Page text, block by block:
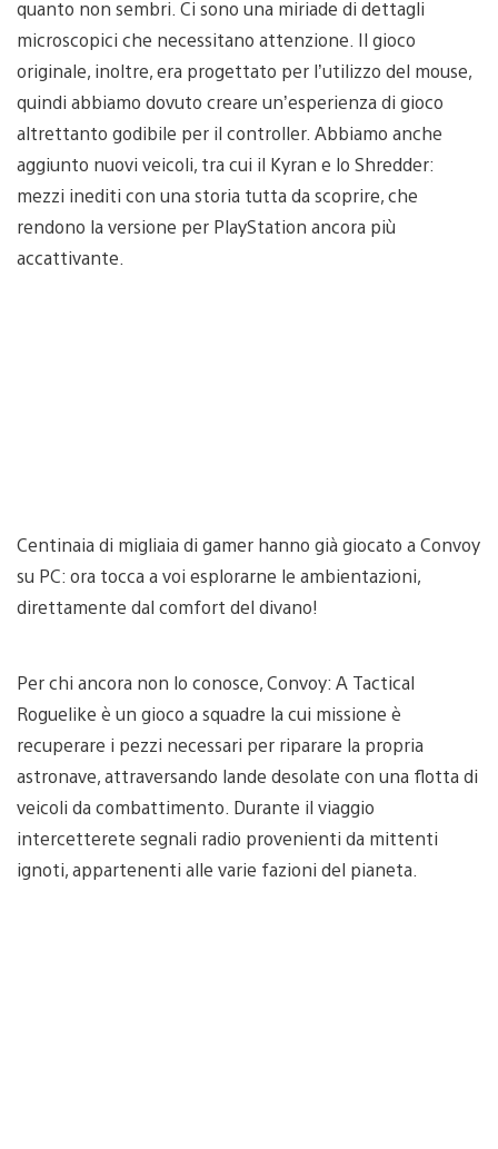
quanto non sembri. Ci sono una miriade di dettagli
microscopici che necessitano attenzione. Il gioco
originale, inoltre, era progettato per l’utilizzo del mouse,
quindi abbiamo dovuto creare un’esperienza di gioco
altrettanto godibile per il controller. Abbiamo anche
aggiunto nuovi veicoli, tra cui il Kyran e lo Shredder:
mezzi inediti con una storia tutta da scoprire, che
rendono la versione per PlayStation ancora più
accattivante.
Centinaia di migliaia di gamer hanno già giocato a Convoy
su PC: ora tocca a voi esplorarne le ambientazioni,
direttamente dal comfort del divano!
Per chi ancora non lo conosce, Convoy: A Tactical
Roguelike è un gioco a squadre la cui missione è
recuperare i pezzi necessari per riparare la propria
astronave, attraversando lande desolate con una flotta di
veicoli da combattimento. Durante il viaggio
intercetterete segnali radio provenienti da mittenti
ignoti, appartenenti alle varie fazioni del pianeta.